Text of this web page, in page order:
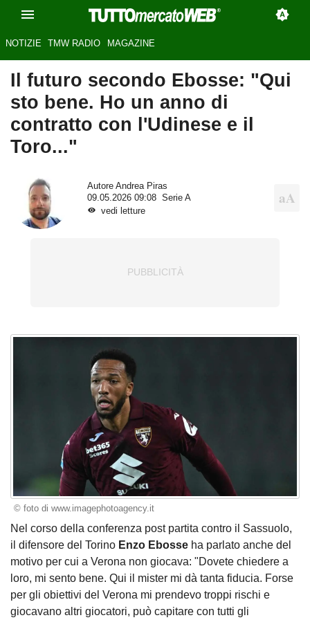
NOTIZIE TMW RADIO MAGAZINE
Il futuro secondo Ebosse: "Qui
sto bene. Ho un anno di
contratto con l'Udinese e il
Toro..."
Autore Andrea Piras
09.05.2026 09:08
Serie A
vedi letture
© foto di www.imagephotoagency.it
Nel corso della conferenza post partita contro il Sassuolo,
il difensore del Torino Enzo Ebosse ha parlato anche del
motivo per cui a Verona non giocava: "Dovete chiedere a
loro, mi sento bene. Qui il mister mi dà tanta fiducia. Forse
per gli obiettivi del Verona mi prendevo troppi rischi e
giocavano altri giocatori, può capitare con tutti gli